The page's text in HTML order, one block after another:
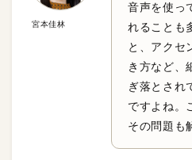
宮本佳林
音声を使っ
れることも
と、アクセ
き方など、
ぎ落とされ
ですよね。
その問題も